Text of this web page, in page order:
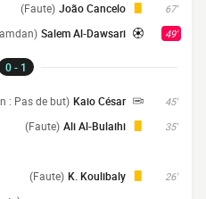
67'
João Cancelo
(Faute)
49'
Salem Al-Dawsari
0 - 1
45'
Kaio César
: Pas de but)
35'
Ali Al-Bulaihi
(Faute)
26'
K. Koulibaly
(Faute)